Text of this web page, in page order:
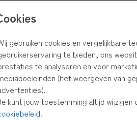
gebruiken cookies en vergelijkbare
te bieden, ons
te analyseren en voor
(het weergeven van
kunt jouw toestemming altijd wijzigen
.
ruw